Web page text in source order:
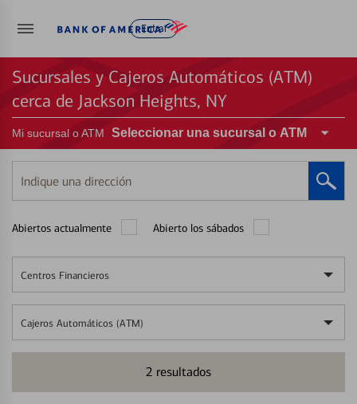
Entrar
Sucursales y Cajeros Automáticos (ATM)
cerca de Jackson Heights, NY
Mi sucursal o ATM Seleccionar una sucursal o ATM
Indique
una
Abiertos actualmente Abierto los sábados
Centros Financieros
Cajeros Automáticos (ATM)
2 resultados